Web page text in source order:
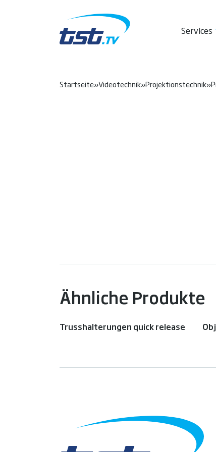
Services
Startseite»Videotechnik»Projektionstechnik»
Ähnliche Produkte
Trusshalterungen quick release